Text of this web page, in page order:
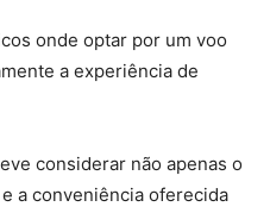
onde optar por um voo
a experiência de
considerar não apenas o
a conveniência oferecida